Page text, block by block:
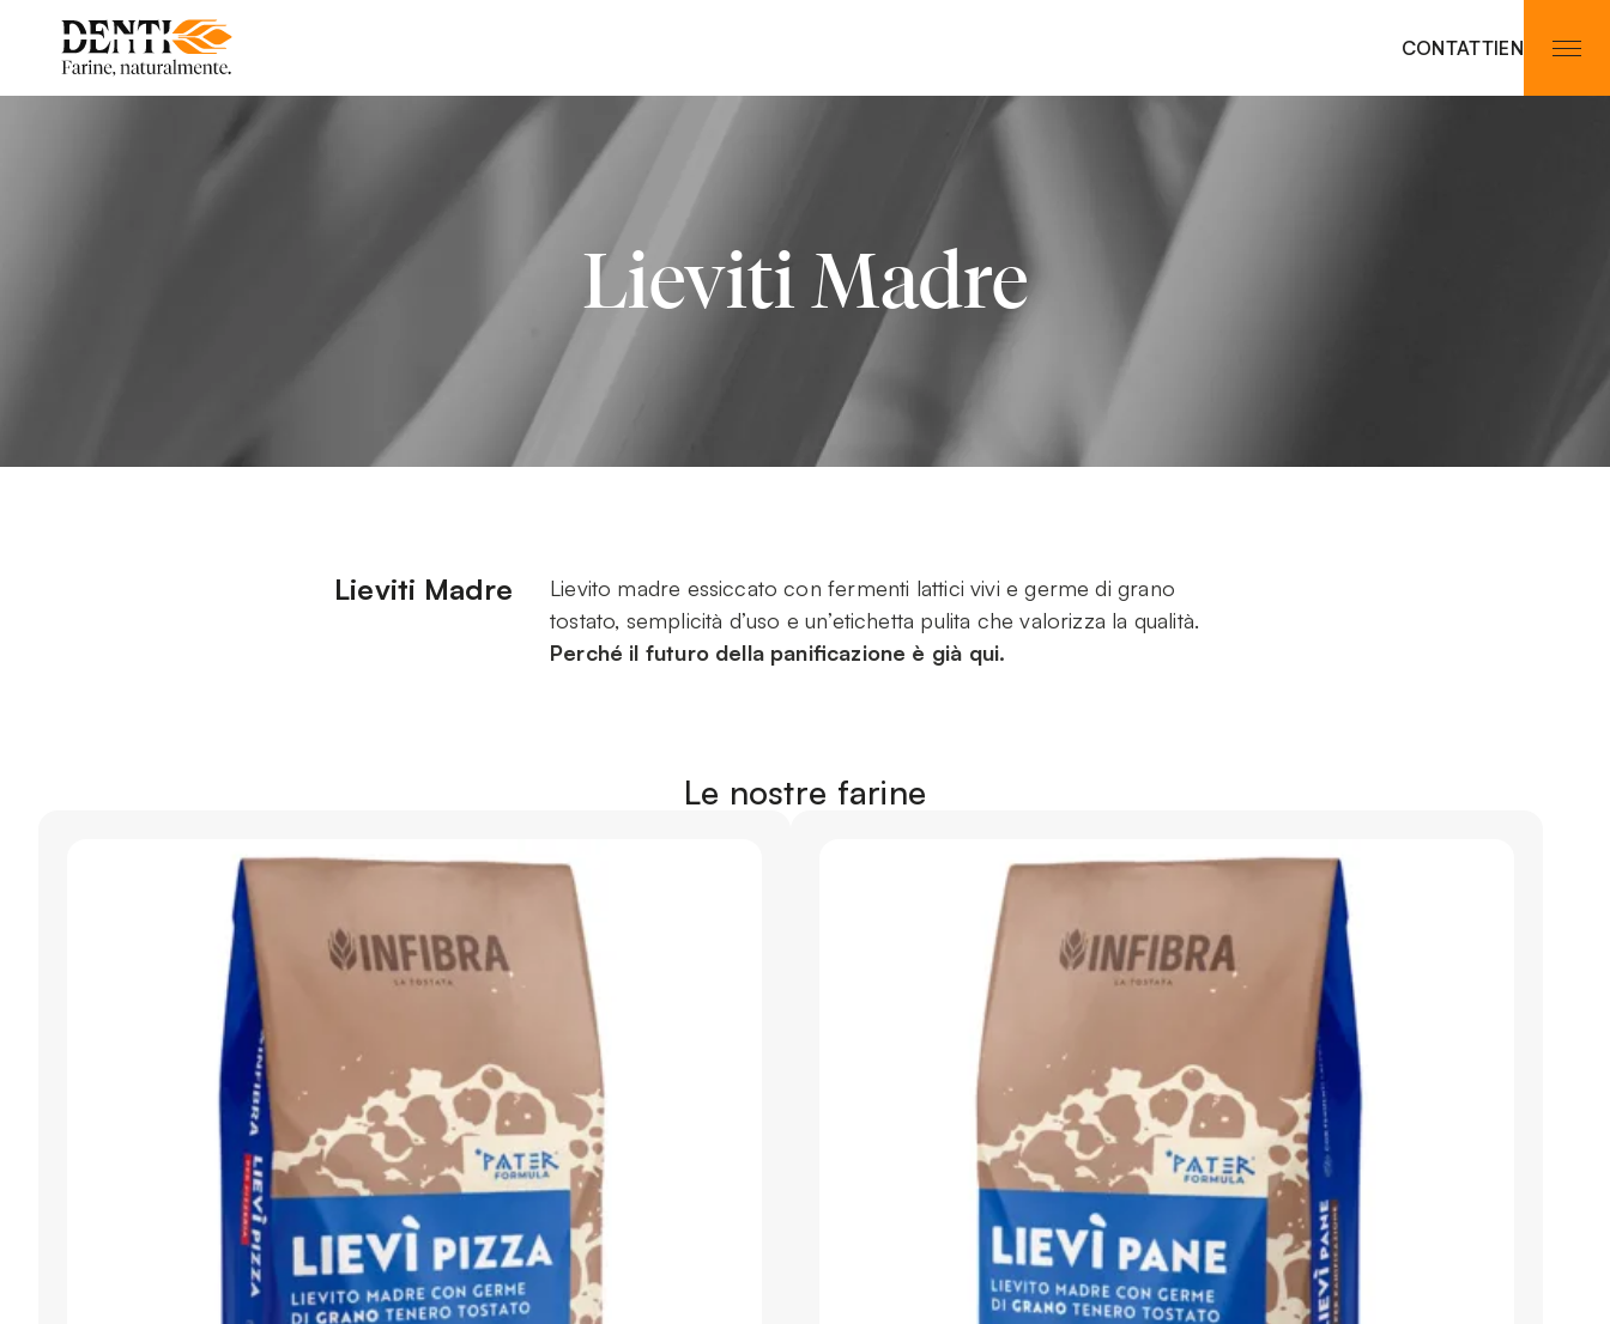
CONTATTIEN
Lieviti Madre
Lieviti Madre
Lievito madre essiccato con fermenti lattici vivi e germe di grano
tostato, semplicità d’uso e un’etichetta pulita che valorizza la qualità.
Perché il futuro della panificazione è già qui.
Le nostre farine